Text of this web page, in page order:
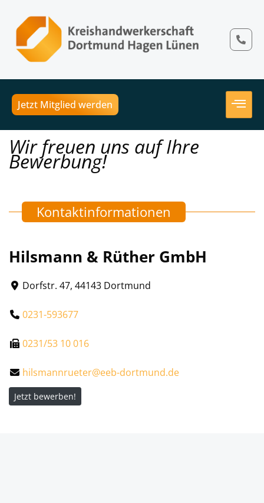
Jetzt Mitglied werden
Wir freuen uns auf Ihre
Bewerbung!
Kontaktinformationen
Hilsmann & Rüther GmbH
Dorfstr. 47, 44143 Dortmund
0231-593677
0231/53 10 016
hilsmannrueter@eeb-dortmund.de
Jetzt bewerben!